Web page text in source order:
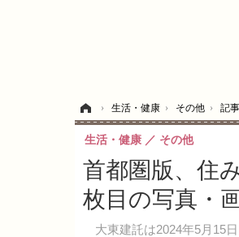
› 生活・健康 › その他 › 記事
首都圏版、住
枚目の写真・
大東建託は2024年5月15
生活・健康 その他